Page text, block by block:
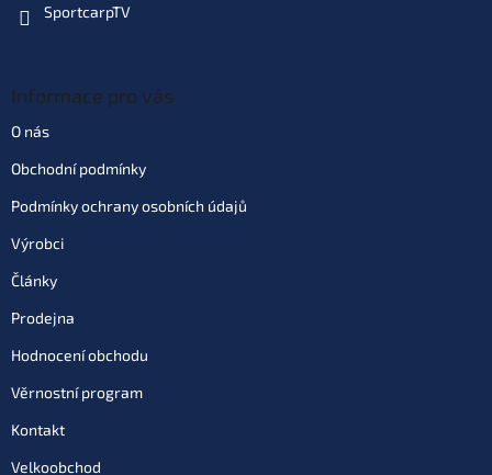
SportcarpTV
Informace pro vás
O nás
Obchodní podmínky
Podmínky ochrany osobních údajů
Výrobci
Články
Prodejna
Hodnocení obchodu
Věrnostní program
Kontakt
Velkoobchod